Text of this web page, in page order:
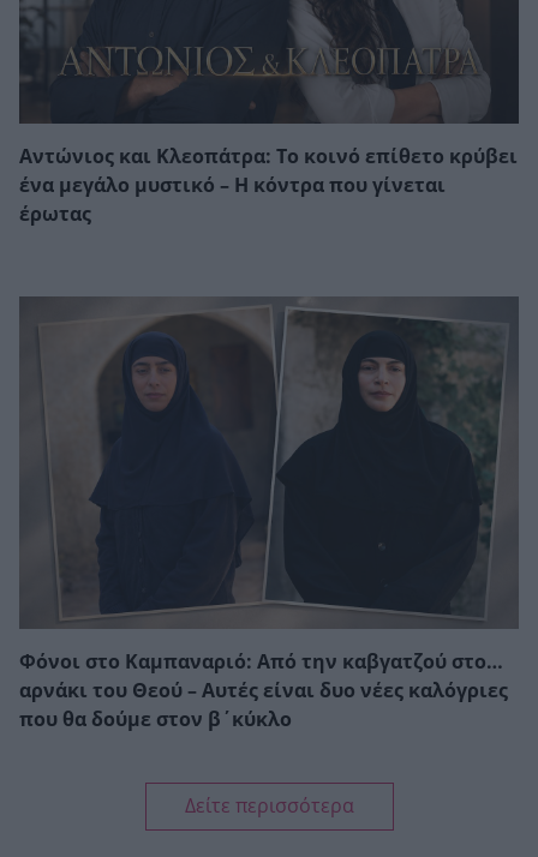
Αντώνιος και Κλεοπάτρα: Το κοινό επίθετο κρύβει
ένα μεγάλο μυστικό – Η κόντρα που γίνεται
έρωτας
Φόνοι στο Καμπαναριό: Από την καβγατζού στο…
αρνάκι του Θεού – Αυτές είναι δυο νέες καλόγριες
που θα δούμε στον β΄κύκλο
Δείτε περισσότερα